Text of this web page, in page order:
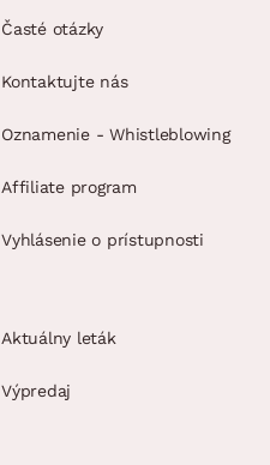
Časté otázky
Kontaktujte nás
Oznamenie - Whistleblowing
Affiliate program
Vyhlásenie o prístupnosti
Aktuálny leták
Výpredaj